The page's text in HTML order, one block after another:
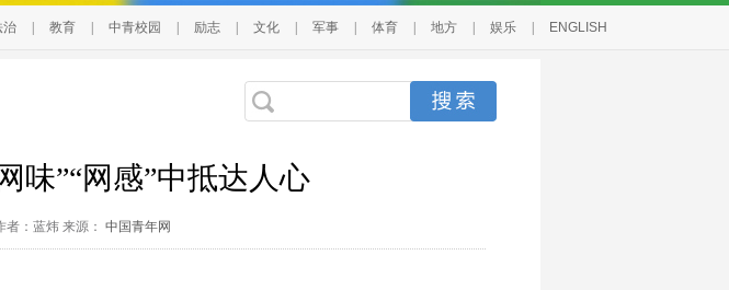
治 教育 中青校园 励志 文化 军事 体育 地方 娱乐 ENGLISH
味”“网感”中抵达人心
者：蓝炜 来源： 中国青年网